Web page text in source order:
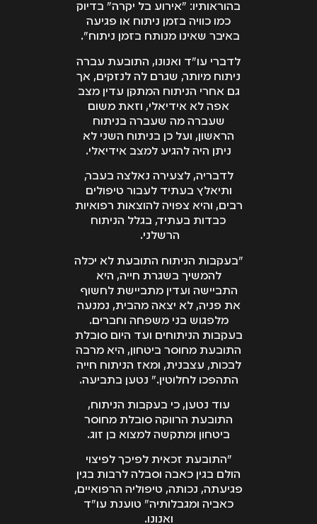
בהוראותיו: "אירוע בל יקרה" בדיוק
כמו כוויה בזמן ניתוח או פגיעה
באיבר שאינו מנותח בזמן ניתוח".
לדברי עו"ד ואנונו, התובעת עברה
ניתוח מיותר, שגרם לה לנזקים, אך
גם אחרי הניתוח המתקן עדין מצב
אפה לא אידיאלי, וזאת משום
שעברה מה שעברה בניתוח
הראשון, ועל כן בניתוח השני לא
ניתן היה להגיע למצב אידיאלי.
לדבריה, לצעירה נאלצה בעבר,
ותיאלץ בעתיד לעבור טיפולים
רבים, והיא צפויה להוצאות רפואיות
כבדות בעתיד, בגלל הניתוח
הרשלני.
"בעקבות הניתוח התובעת לא יכלה
להמשיך בשגרת חייה, היא
התביישה ועדין מתביישת לחשוף
את פניה, לא יצאה מהבית, נמנעה
מלפגוש בני משפחה וחברים.
בעקבות הניתוחים ועד היום סובלת
התובעת מחוסר ביטחון, היא מרבה
לבכות, עצבנית, ומאז הניתוח חייה
התהפכו לחלוטין." נטען בתביעה.
עוד נטען, כי בעקבות הניתוח,
התובעת הרווקה סובלת מחוסר
ביטחון ומתקשה למצוא בן זוג.
"התובעת זכאית לפיכך לפיצוי
הולם בגין כאבה וסבלה לרבות בגין
פגיעתה, נכותה, טיפוליה הרפואיים,
כאביה ומגבלותיה" טוענת עו"ד
ואנונו.